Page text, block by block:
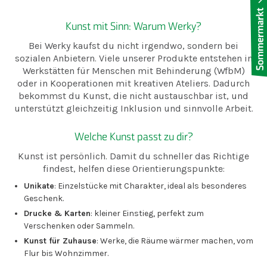
Kunst mit Sinn: Warum Werky?
Bei Werky kaufst du nicht irgendwo, sondern bei
sozialen Anbietern. Viele unserer Produkte entstehen in
Werkstätten für Menschen mit Behinderung (WfbM)
oder in Kooperationen mit kreativen Ateliers. Dadurch
bekommst du Kunst, die nicht austauschbar ist, und
unterstützt gleichzeitig Inklusion und sinnvolle Arbeit.
Welche Kunst passt zu dir?
Kunst ist persönlich. Damit du schneller das Richtige
findest, helfen diese Orientierungspunkte:
Unikate: Einzelstücke mit Charakter, ideal als besonderes
Geschenk.
Drucke & Karten: kleiner Einstieg, perfekt zum
Verschenken oder Sammeln.
Kunst für Zuhause: Werke, die Räume wärmer machen, vom
Flur bis Wohnzimmer.